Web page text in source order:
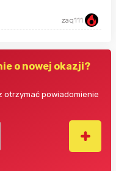
zaq111
o nowej okazji?
otrzymać powiadomienie